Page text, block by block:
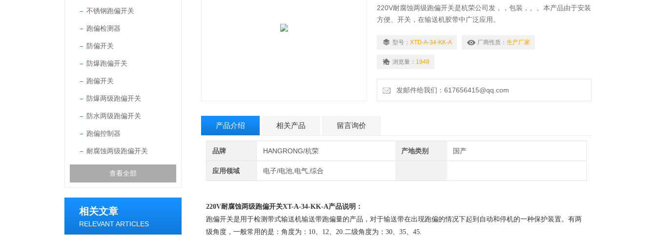
不锈钢跑偏开关
跑偏检测器
防偏开关
防爆跑偏开关
跑偏开关
防爆两级跑偏开关
防水两级跑偏开关
跑偏控制器
耐腐蚀两级跑偏开关
查看全部
相关文章
RELEVANT ARTICLES
220V耐腐蚀两级跑偏开关是杭荣公司发，，包装，。。本产品由于安装
方便、开关，在输送机胶带中广泛应用。
型号： XTD-A-34-KK-A 厂商性质： 生产厂家
浏览量： 1948
发邮件给我们：617656415@qq.com
产品介绍 相关产品 留言询价
品牌 HANGRONG/杭荣 产地类别 国产
应用领域 电子/电池,电气,综合
220V耐腐蚀两级跑偏开关XT-A-34-KK-A产品说明：
跑偏开关是用于检测带式输送机输送带跑偏量的产品，对于输送带在出现跑偏的情况下起到自动和停机的一种保护装置。有两
级角度，一般常用的是：角度为：10、12、20.二级角度为：30、35、45.